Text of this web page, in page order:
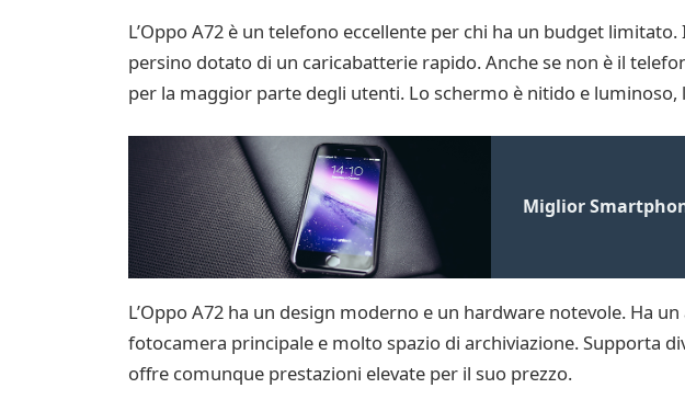
L’Oppo A72 è un telefono eccellente per chi ha un budget
persino dotato di un caricabatterie rapido. Anche se non è il
per la maggior parte degli utenti. Lo schermo è nitido e
Miglior
L’Oppo A72 ha un design moderno e un hardware notevole. Ha
fotocamera principale e molto spazio di archiviazione. Supporta
offre comunque prestazioni elevate per il suo prezzo.